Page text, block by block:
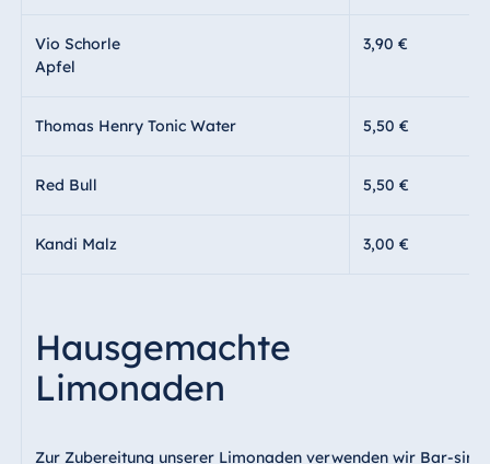
Vio Schorle
Apfel
3,90 €
Thomas Henry Tonic Water 5,50 €
Red Bull 5,50 €
Kandi Malz 3,00 €
Hausgemachte
Limonaden
Zur Zubereitung unserer Limonaden verwenden wir Bar-